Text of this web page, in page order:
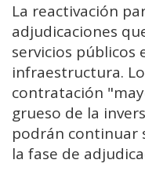
La reactivación
adjudicaciones
servicios públicos
infraestructura.
contratación
grueso de la
podrán continuar
la fase de